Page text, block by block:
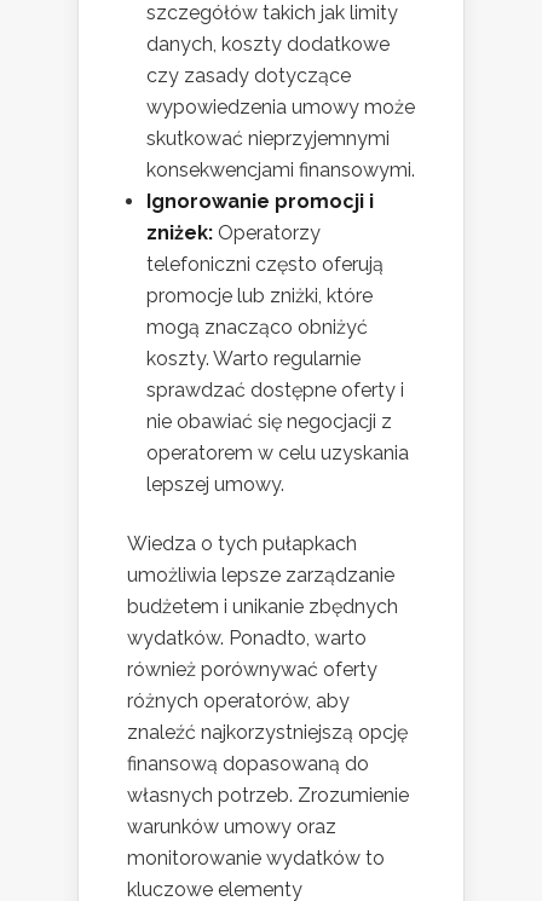
szczegółów takich jak limity
danych, koszty dodatkowe
czy zasady dotyczące
wypowiedzenia umowy może
skutkować nieprzyjemnymi
konsekwencjami finansowymi.
Ignorowanie promocji i
zniżek: Operatorzy
telefoniczni często oferują
promocje lub zniżki, które
mogą znacząco obniżyć
koszty. Warto regularnie
sprawdzać dostępne oferty i
nie obawiać się negocjacji z
operatorem w celu uzyskania
lepszej umowy.
Wiedza o tych pułapkach
umożliwia lepsze zarządzanie
budżetem i unikanie zbędnych
wydatków. Ponadto, warto
również porównywać oferty
różnych operatorów, aby
znaleźć najkorzystniejszą opcję
finansową dopasowaną do
własnych potrzeb. Zrozumienie
warunków umowy oraz
monitorowanie wydatków to
kluczowe elementy